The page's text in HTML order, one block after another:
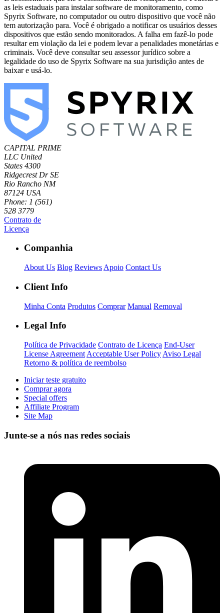
as leis estaduais para instalar software de monitoramento, como
Spyrix Software, no computador ou outro dispositivo que você não
tem autorização para. Você é obrigado a notificar os usuários desses
dispositivos que estão sendo monitorados. A falha em fazê-lo pode
resultar em violação da lei e podem levar a penalidades monetárias e
criminais. Você deve consultar seu assessor jurídico sobre a
legalidade do uso de Spyrix Software na sua jurisdição antes de
baixar e usá-lo.
CAPITAL PRIME
LLC United
States 4300
Ridgecrest Dr SE
Rio Rancho NM
87124 USA
Phone: 1 (561)
528 3779
Contrato de
Licença
Companhia
About Us Blog Reviews Apoio Contact Us
Client Info
Minha Conta Produtos Comprar Manual Removal
Legal Info
Política de Privacidade Contrato de Licença End-User
License Agreement Acceptable User Policy Aviso Legal
Retorno & política de reembolso
Iniciar teste gratuito
Comprar agora
Special offers
Affiliate Program
Site Map
Junte-se a nós nas redes sociais